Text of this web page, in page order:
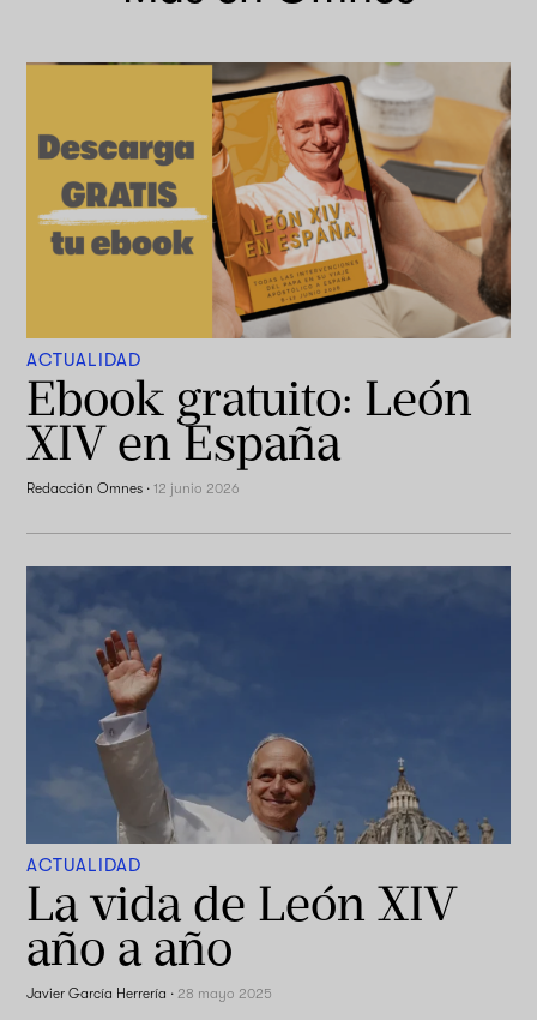
ACTUALIDAD
Ebook gratuito: León
XIV en España
Redacción Omnes ·12 junio 2026
ACTUALIDAD
La vida de León XIV
año a año
Javier García Herrería ·28 mayo 2025